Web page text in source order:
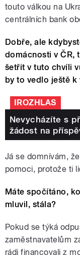
touto válkou na
centrálních bank
Dobře, ale
domácnosti v ČR,
šetřit v tuto chvíli
by to vedlo ještě k
IROZHLAS
Nevycházíte s
žádost na
Já se domnívám,
pomoci, protože ti
Máte spočítáno,
mluvil, stála?
Pokud se týká
zaměstnavatelům
rádi financovali z